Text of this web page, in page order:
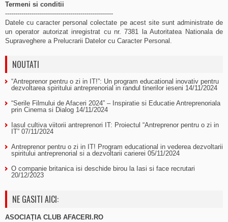
Termeni si conditii
-----------------------------------------------------
Datele cu caracter personal colectate pe acest site sunt administrate de
un operator autorizat inregistrat cu nr. 7381 la Autoritatea Nationala de
Supraveghere a Prelucrarii Datelor cu Caracter Personal.
NOUTATI
“Antreprenor pentru o zi in IT!”: Un program educational inovativ pentru
dezvoltarea spiritului antreprenorial in randul tinerilor ieseni 14/11/2024
“Serile Filmului de Afaceri 2024” – Inspiratie si Educatie Antreprenoriala
prin Cinema si Dialog 14/11/2024
Iasul cultiva viitorii antreprenori IT: Proiectul “Antreprenor pentru o zi in
IT” 07/11/2024
Antreprenor pentru o zi in IT! Program educational in vederea dezvoltarii
spiritului antreprenorial si a dezvoltarii carierei 05/11/2024
O companie britanica isi deschide birou la Iasi si face recrutari
20/12/2023
NE GASITI AICI:
ASOCIAȚIA CLUB AFACERI.RO